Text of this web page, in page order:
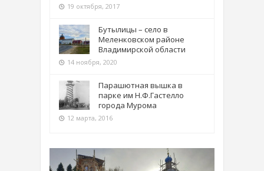
19 октября, 2017
Бутылицы – село в
Меленковском районе
Владимирской области
14 ноября, 2020
Парашютная вышка в
парке им Н.Ф.Гастелло
города Мурома
12 марта, 2016